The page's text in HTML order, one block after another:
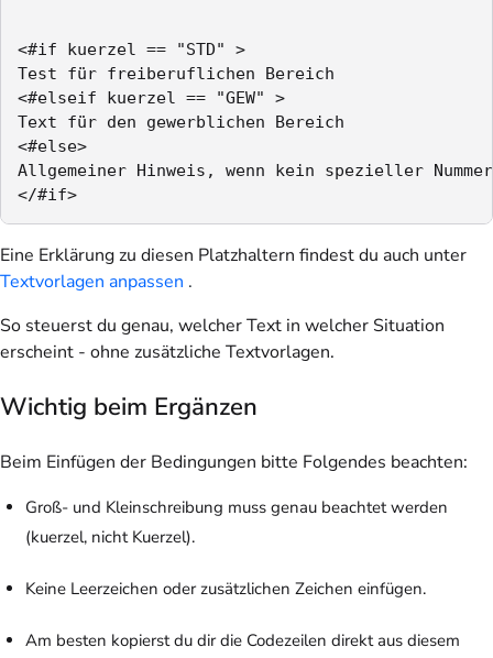
<#if kuerzel == "STD" >
Test für freiberuflichen Bereich
<#elseif kuerzel == "GEW" >
Text für den gewerblichen Bereich
<#else>
Allgemeiner Hinweis, wenn kein spezieller
</#if>
Eine Erklärung zu diesen Platzhaltern findest du auch unter
Textvorlagen anpassen .
So steuerst du genau, welcher Text in welcher Situation
erscheint - ohne zusätzliche Textvorlagen.
Wichtig beim Ergänzen
Beim Einfügen der Bedingungen bitte Folgendes beachten:
Groß- und Kleinschreibung muss genau beachtet werden
(kuerzel, nicht Kuerzel).
Keine Leerzeichen oder zusätzlichen Zeichen einfügen.
Am besten kopierst du dir die Codezeilen direkt aus diesem